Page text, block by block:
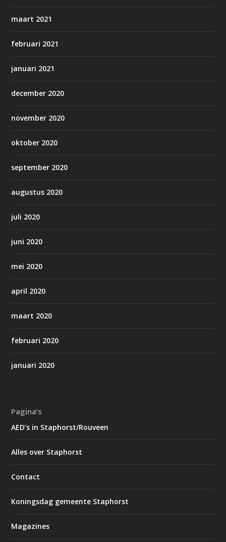
maart 2021
februari 2021
januari 2021
december 2020
november 2020
oktober 2020
september 2020
augustus 2020
juli 2020
juni 2020
mei 2020
april 2020
maart 2020
februari 2020
januari 2020
Pagina’s
AED’s in Staphorst/Rouveen
Alles over Staphorst
Contact
Koningsdag gemeente Staphorst
Magazines